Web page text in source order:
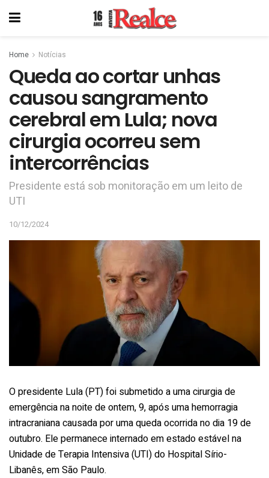
Home Notícias
Queda ao cortar unhas
causou sangramento
cerebral em Lula; nova
cirurgia ocorreu sem
intercorrências
Presidente está sob monitoração em um leito de
UTI
10/12/2024
O presidente Lula (PT) foi submetido a uma cirurgia de
emergência na noite de ontem, 9, após uma hemorragia
intracraniana causada por uma queda ocorrida no dia 19 de
outubro. Ele permanece internado em estado estável na
Unidade de Terapia Intensiva (UTI) do Hospital Sírio-
Libanês, em São Paulo.